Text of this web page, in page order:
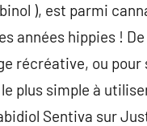
), est parmi
années hippies !
récréative, ou pour
plus simple à
Sentiva sur